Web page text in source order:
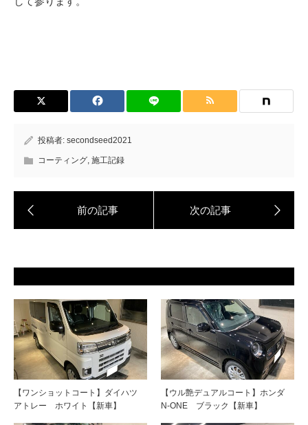
投稿者: secondseed2021
コーティング, 施工記録
【ワンショットコート】ダイハツ
アトレー ホワイト【新車】
【ウル艶デュアルコート】ホンダ
N-ONE ブラック【新車】